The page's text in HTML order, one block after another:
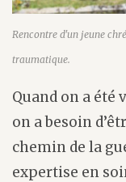
Rencontre d'un jeune
traumatique.
Quand on a été
on a besoin
chemin de la
expertise en